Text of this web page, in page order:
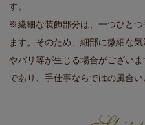
す。
※繊細な装飾部分は、一つひと
ます。そのため、細部に微細な
やバリ等が生じる場合がござい
であり、手仕事ならではの風合